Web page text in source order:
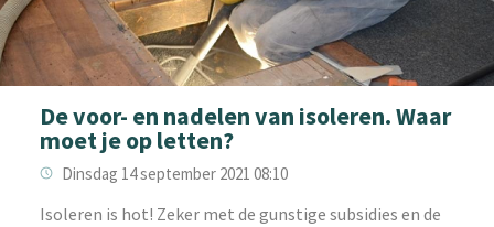
De voor- en nadelen van isoleren. Waar
moet je op letten?
Dinsdag 14 september 2021 08:10
Isoleren is hot! Zeker met de gunstige subsidies en de